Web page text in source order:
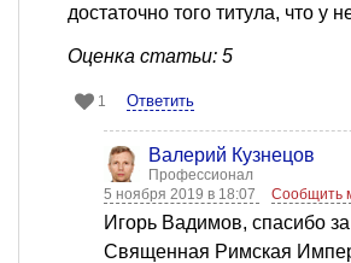
достаточно того титула, что у
Оценка статьи: 5
1 Ответить
Валерий Кузнецов
Профессионал
5 ноября 2019 в 18:07
Сообщить
Игорь Вадимов, спасибо
Священная Римская